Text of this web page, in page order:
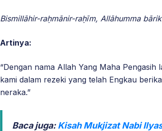
Bismillāhir-raḥmānir-raḥīm, Allāhumma
Artinya:
“Dengan nama Allah Yang Maha
kami dalam rezeki yang telah Engkau
neraka.”
Baca juga:Kisah Mukjizat Nabi